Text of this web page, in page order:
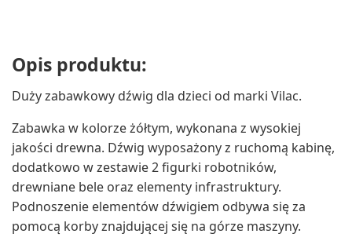
Opis produktu:
Duży zabawkowy dźwig dla dzieci od marki Vilac.
Zabawka w kolorze żółtym, wykonana z wysokiej
jakości drewna. Dźwig wyposażony z ruchomą kabinę,
dodatkowo w zestawie 2 figurki robotników,
drewniane bele oraz elementy infrastruktury.
Podnoszenie elementów dźwigiem odbywa się za
pomocą korby znajdującej się na górze maszyny.